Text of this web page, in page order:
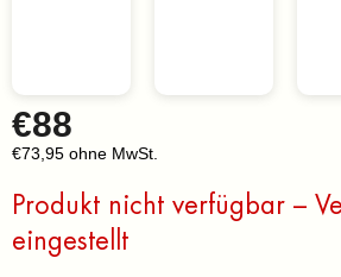
€88
€73,95 ohne MwSt.
Produkt nicht verfügbar –
eingestellt